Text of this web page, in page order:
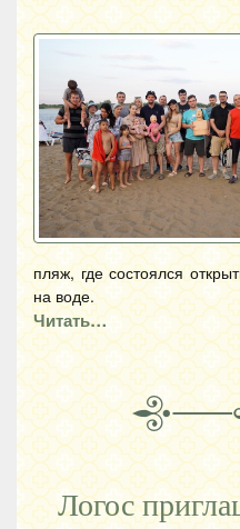
пляж, где состоялся
на воде.
Читать…
Логос